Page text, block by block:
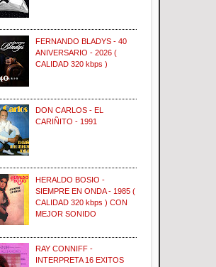
FERNANDO BLADYS - 40
ANIVERSARIO - 2026 (
CALIDAD 320 kbps )
DON CARLOS - EL
CARIÑITO - 1991
HERALDO BOSIO -
SIEMPRE EN ONDA - 1985 (
CALIDAD 320 kbps ) CON
MEJOR SONIDO
RAY CONNIFF -
INTERPRETA 16 EXITOS